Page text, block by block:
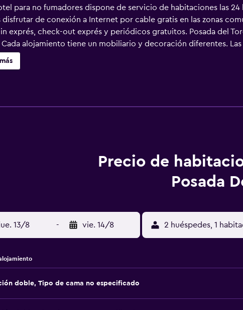
para no fumadores dispone de servicio de habitaciones las
disfrutar de conexión a Internet por cable gratis en las zonas
exprés, check-out exprés y periódicos gratuitos. Posada del
alojamiento tiene un mobiliario y decoración diferentes.
de pantalla plana de 19 pulgadas con canales por cable.
gratuitos y secador de pelo. Este hotel en Granada ofrece
Precio de
Posada
13/8 - vie. 14/8 2 huéspedes, 1
doble, Tipo de cama no especificado